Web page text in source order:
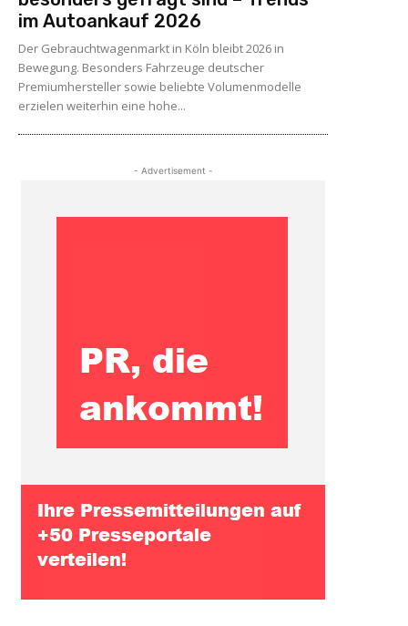
im Autoankauf 2026
Der Gebrauchtwagenmarkt in Köln bleibt 2026 in
Bewegung. Besonders Fahrzeuge deutscher
Premiumhersteller sowie beliebte Volumenmodelle
erzielen weiterhin eine hohe...
- Advertisement -